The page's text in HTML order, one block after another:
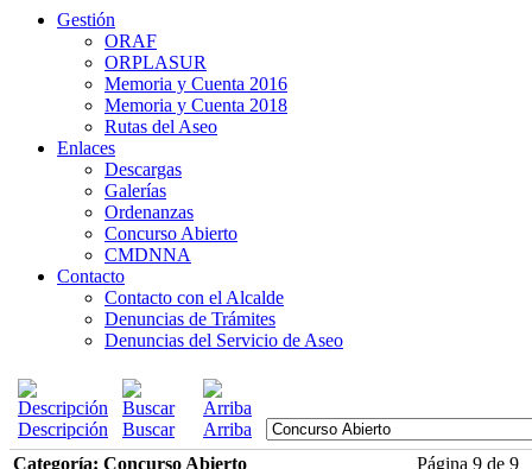
Gestión
ORAF
ORPLASUR
Memoria y Cuenta 2016
Memoria y Cuenta 2018
Rutas del Aseo
Enlaces
Descargas
Galerías
Ordenanzas
Concurso Abierto
CMDNNA
Contacto
Contacto con el Alcalde
Denuncias de Trámites
Denuncias del Servicio de Aseo
Descripción Buscar
Arriba
Categoría: Concurso Abierto
Página 9 de 9